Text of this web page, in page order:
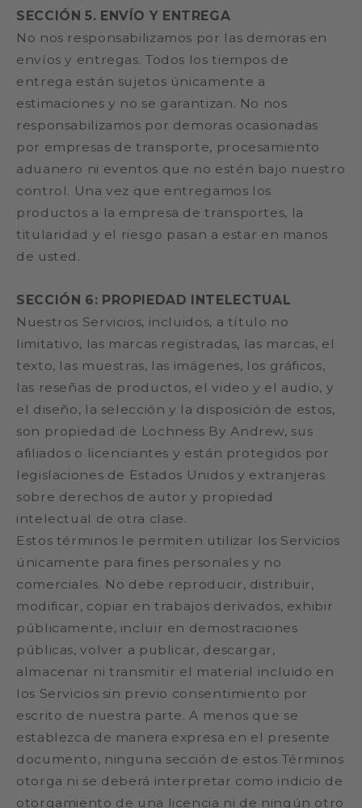
SECCIÓN 5. ENVÍO Y ENTREGA
No nos responsabilizamos por las demoras en
envíos y entregas. Todos los tiempos de
entrega están sujetos únicamente a
estimaciones y no se garantizan. No nos
responsabilizamos por demoras ocasionadas
por empresas de transporte, procesamiento
aduanero ni eventos que no estén bajo nuestro
control. Una vez que entregamos los
productos a la empresa de transportes, la
titularidad y el riesgo pasan a estar en manos
de usted.
SECCIÓN 6: PROPIEDAD INTELECTUAL
Nuestros Servicios, incluidos, a título no
limitativo, las marcas registradas, las marcas, el
texto, las muestras, las imágenes, los gráficos,
las reseñas de productos, el video y el audio, y
el diseño, la selección y la disposición de estos,
son propiedad de Lochness By Andrew, sus
afiliados o licenciantes y están protegidos por
legislaciones de Estados Unidos y extranjeras
sobre derechos de autor y propiedad
intelectual de otra clase.
Estos términos le permiten utilizar los Servicios
únicamente para fines personales y no
comerciales. No debe reproducir, distribuir,
modificar, copiar en trabajos derivados, exhibir
públicamente, incluir en demostraciones
públicas, volver a publicar, descargar,
almacenar ni transmitir el material incluido en
los Servicios sin previo consentimiento por
escrito de nuestra parte. A menos que se
establezca de manera expresa en el presente
documento, ninguna sección de estos Términos
otorga ni se deberá interpretar como indicio de
otorgamiento de una licencia ni de ningún otro